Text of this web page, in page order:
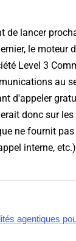
de lancer
le moteur
Level 3
au
d'appeler
donc sur
ne fournit
interne,
agentiques